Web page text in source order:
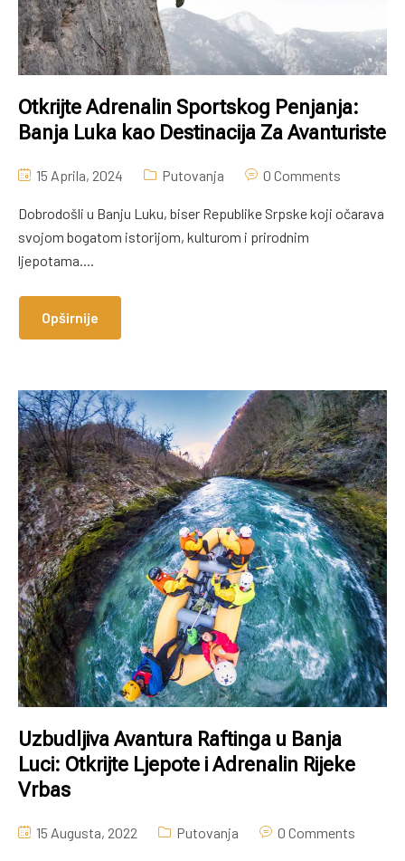
Otkrijte Adrenalin Sportskog Penjanja:
Banja Luka kao Destinacija Za Avanturiste
15 Aprila, 2024 Putovanja 0 Comments
Dobrodošli u Banju Luku, biser Republike Srpske koji očarava
svojom bogatom istorijom, kulturom i prirodnim
ljepotama....
Opširnije
Uzbudljiva Avantura Raftinga u Banja
Luci: Otkrijte Ljepote i Adrenalin Rijeke
Vrbas
15 Augusta, 2022 Putovanja 0 Comments